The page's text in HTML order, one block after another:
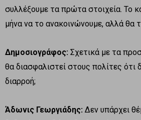
συλλέξουμε τα πρώτα στοιχεία. Το
μήνα να το ανακοινώνουμε, αλλά θα
Δημοσιογράφος: Σχετικά με τα
θα διασφαλιστεί στους πολίτες ότι
διαρροή;
Άδωνις Γεωργιάδης: Δεν υπάρχει